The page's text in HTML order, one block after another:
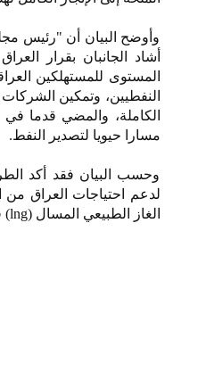
وأوضح البيان أن "رئيس
أشاد الجانبان بقرار
مسارا حيويا لتصدير النفط.
وحسب البيان فقد أكد
الغاز الطبيعي المسال (lng) في خور الزبير.